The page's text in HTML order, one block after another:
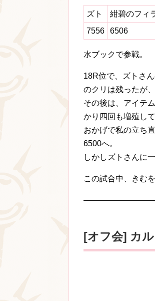
ズト 紺碧のフィ
7556
6506
水ブックで参戦。
18R位で、ズトさ
のクリは残ったが
その後は、アイテ
かり四回も増殖し
おかげで私の立ち
6500へ。
しかしズトさんに
この試合中、きむ
[オフ会] カ